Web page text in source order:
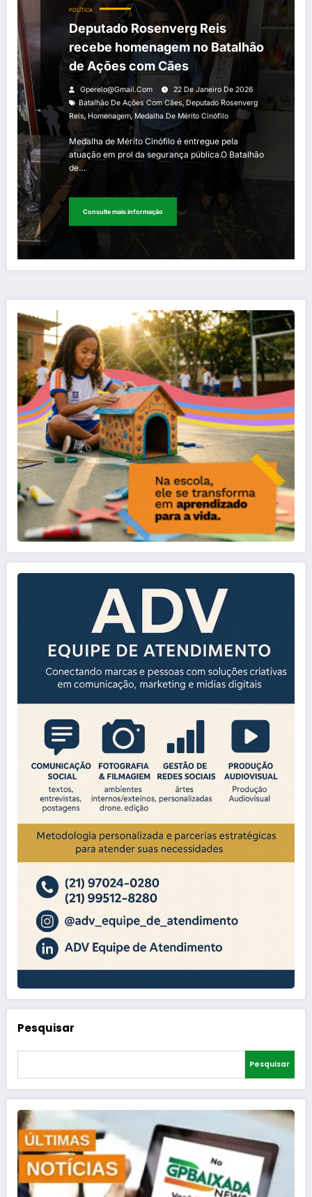
POLÍTICA
Deputado Rosenverg Reis
recebe homenagem no Batalhão
de Ações com Cães
Gperelo@gmail.com
22 De Janeiro De 2026
Batalhão De Ações Com Cães, Deputado Rosenverg
Reis, Homenagem, Medalha De Mérito Cinófilo
Medalha de Mérito Cinófilo é entregue pela
atuação em prol da segurança pública.O Batalhão
de…
Consulte mais informação
Pesquisar
Pesquisar